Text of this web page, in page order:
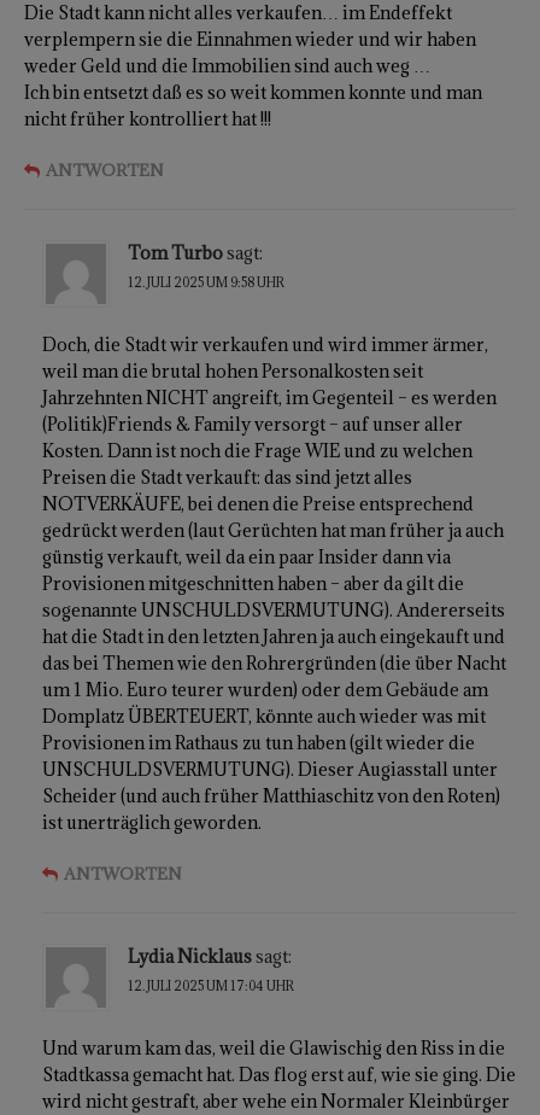
Die Stadt kann nicht alles verkaufen… im Endeffekt
verplempern sie die Einnahmen wieder und wir haben
weder Geld und die Immobilien sind auch weg …
Ich bin entsetzt daß es so weit kommen konnte und man
nicht früher kontrolliert hat !!!
ANTWORTEN
Tom Turbosagt:
12. JULI 2025 UM 9:58 UHR
Doch, die Stadt wir verkaufen und wird immer ärmer,
weil man die brutal hohen Personalkosten seit
Jahrzehnten NICHT angreift, im Gegenteil – es werden
(Politik)Friends & Family versorgt – auf unser aller
Kosten. Dann ist noch die Frage WIE und zu welchen
Preisen die Stadt verkauft: das sind jetzt alles
NOTVERKÄUFE, bei denen die Preise entsprechend
gedrückt werden (laut Gerüchten hat man früher ja auch
günstig verkauft, weil da ein paar Insider dann via
Provisionen mitgeschnitten haben – aber da gilt die
sogenannte UNSCHULDSVERMUTUNG). Andererseits
hat die Stadt in den letzten Jahren ja auch eingekauft und
das bei Themen wie den Rohrergründen (die über Nacht
um 1 Mio. Euro teurer wurden) oder dem Gebäude am
Domplatz ÜBERTEUERT, könnte auch wieder was mit
Provisionen im Rathaus zu tun haben (gilt wieder die
UNSCHULDSVERMUTUNG). Dieser Augiasstall unter
Scheider (und auch früher Matthiaschitz von den Roten)
ist unerträglich geworden.
ANTWORTEN
Lydia Nicklaussagt:
12. JULI 2025 UM 17:04 UHR
Und warum kam das, weil die Glawischig den Riss in die
Stadtkassa gemacht hat. Das flog erst auf, wie sie ging. Die
wird nicht gestraft, aber wehe ein Normaler Kleinbürger